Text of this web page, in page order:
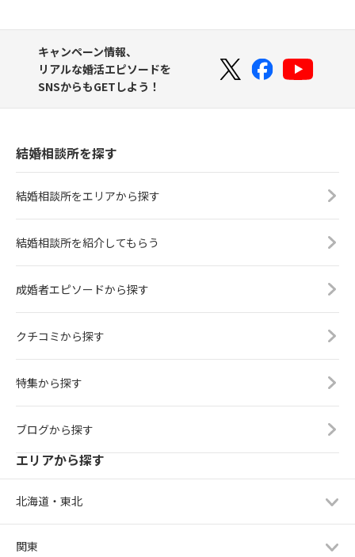
キャンペーン情報、
リアルな婚活エピソードを
SNSからもGETしよう！
結婚相談所を探す
結婚相談所をエリアから探す
結婚相談所を紹介してもらう
成婚者エピソードから探す
クチコミから探す
特集から探す
ブログから探す
エリアから探す
北海道・東北
関東